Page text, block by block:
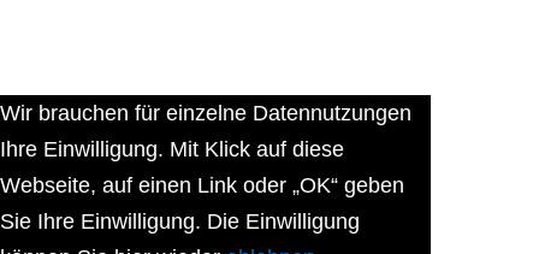
Wir brauchen für einzelne Datennutzungen
Ihre Einwilligung. Mit Klick auf diese
Webseite, auf einen Link oder „OK“ geben
Sie Ihre Einwilligung. Die Einwilligung